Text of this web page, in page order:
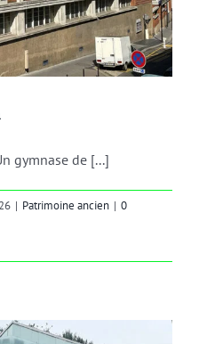
gymnase de [...]
| Patrimoine ancien | 0